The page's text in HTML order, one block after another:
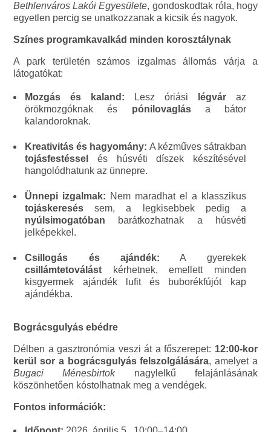
Bethlenváros Lakói Egyesülete, gondoskodtak róla, hogy
egyetlen percig se unatkozzanak a kicsik és nagyok.
Színes programkavalkád minden korosztálynak
A park területén számos izgalmas állomás várja a
látogatókat:
Mozgás és kaland: Lesz óriási légváraz
örökmozgóknak és pónilovaglása bátor
kalandoroknak.
Kreativitás és hagyomány: A kézműves sátrakban
tojásfestéssel
és húsvéti díszek készítésével
hangolódhatunk az ünnepre.
Ünnepi izgalmak: Nem maradhat el a klasszikus
tojáskeresés sem, a legkisebbek pedig a
nyúlsimogatóban barátkozhatnak a húsvéti
jelképekkel.
Csillogás és ajándék: A gyerekek
csillámtetoválást kérhetnek, emellett minden
kisgyermek ajándék lufit és buborékfújót kap
ajándékba.
Bográcsgulyás ebédre
Délben a gasztronómia veszi át a főszerepet: 12:00-kor
kerül sor a bográcsgulyás felszolgálására, amelyet a
Bugaci Ménesbirtoknagylelkű felajánlásának
köszönhetően kóstolhatnak meg a vendégek.
Fontos információk: